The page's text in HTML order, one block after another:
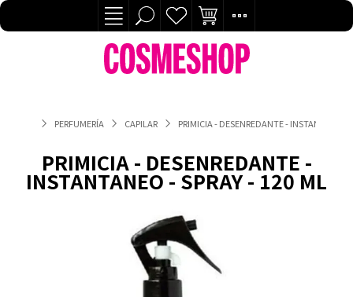
PERFUMERÍA CAPILAR PRIMICIA - DESENREDANTE - INSTANTANEO
PRIMICIA - DESENREDANTE -
INSTANTANEO - SPRAY - 120 ML